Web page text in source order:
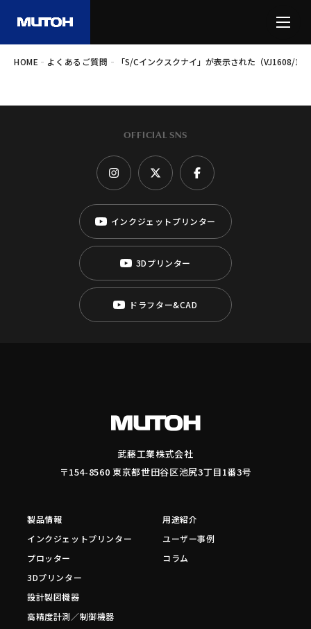
HOME - よくあるご質問 - 「S/Cインクスクナイ」が表示された（VJ1608/
OFFICIAL SNS
インクジェットプリンター
3Dプリンター
ドラフター&CAD
武藤工業株式会社
〒154-8560 東京都世田谷区池尻3丁目1番3号
製品情報
インクジェットプリンター
プロッター
3Dプリンター
設計製図機器
高精度計測／制御機器
用途紹介
ユーザー事例
コラム